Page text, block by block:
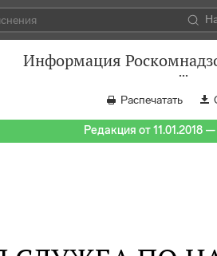
Информация
Распечатать
Редакция от 11.01.2018